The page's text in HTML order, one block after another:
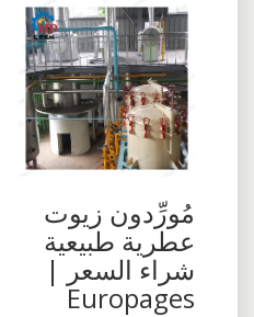
مُورِّدون زيوت
عطرية طبيعية
شراء السعر |
Europages